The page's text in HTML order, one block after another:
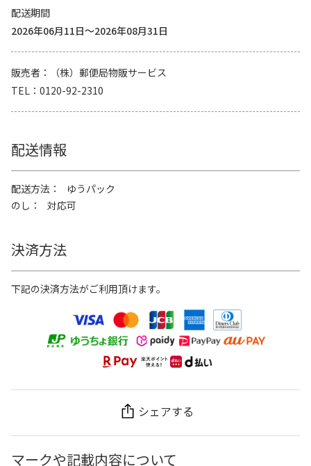
配送期間
2026年06月11日～2026年08月31日
販売者
（株）郵便局物販サービス
TEL
0120-92-2310
配送情報
配送方法
ゆうパック
のし
対応可
決済方法
下記の決済方法がご利用頂けます。
シェアする
マークや記載内容について